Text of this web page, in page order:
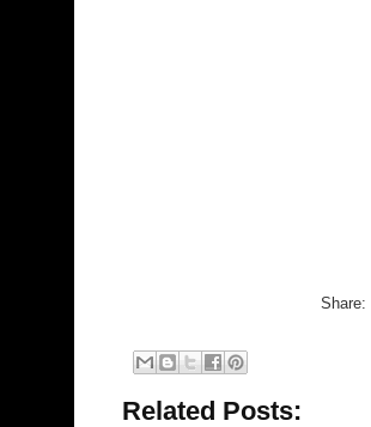
Share:
Related Posts: